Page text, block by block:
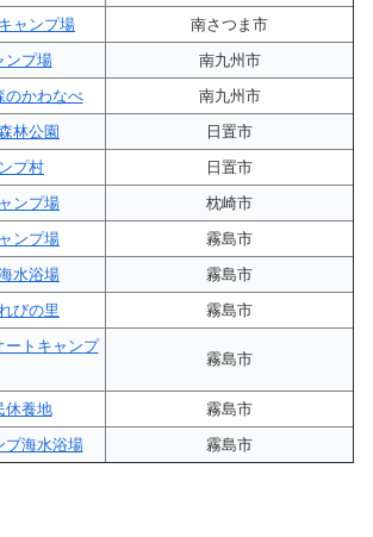
ャンプ場
南さつま市
ンプ場
南九州市
のかわなべ
南九州市
林公園
日置市
プ村
日置市
ンプ場
枕崎市
ンプ場
霧島市
水浴場
霧島市
びの里
霧島市
ートキャンプ
霧島市
休養地
霧島市
プ海水浴場
霧島市